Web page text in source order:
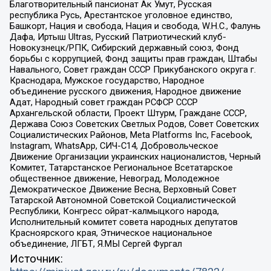
Благотворительный пансионат Ак Умут, Русская
республика Русь, Арестантское уголовное единство,
Башкорт, Нация и свобода, Нация и свобода, W.H.С., Фалунь
Дафа, Иртыш Ultras, Русский Патриотический клуб-
Новокузнецк/РПК, Сибирский державный союз, Фонд
борьбы с коррупцией, Фонд защиты прав граждан, Штабы
Навального, Совет граждан СССР Прикубанского округа г.
Краснодара, Мужское государство, Народное
объединение русского движения, Народное движение
Адат, Народный совет граждан РСФСР СССР
Архангельской области, Проект Штурм, Граждане СССР,
Держава Союз Советских Светлых Родов, Совет Советских
Социалистических Районов, Meta Platforms Inc, Facebook,
Instagram, WhatsApp, СИЧ-С14, Добровольческое
Движение Организации украинских националистов, Черный
Комитет, Татарстанское Региональное Всетатарское
общественное движение, Невоград, Молодежное
Демократическое Движение Весна, Верховный Совет
Татарской Автономной Советской Социалистической
Республики, Конгресс ойрат-калмыцкого народа,
Исполнительный комитет совета народных депутатов
Красноярского края, Этническое национальное
объединение, ЛГБТ, Я.МЫ Сергей Фургал
Источник: